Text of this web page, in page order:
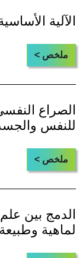
الآلية
ملخص >
الصراع
للنفس
ملخص >
الدمج بين
لماهية